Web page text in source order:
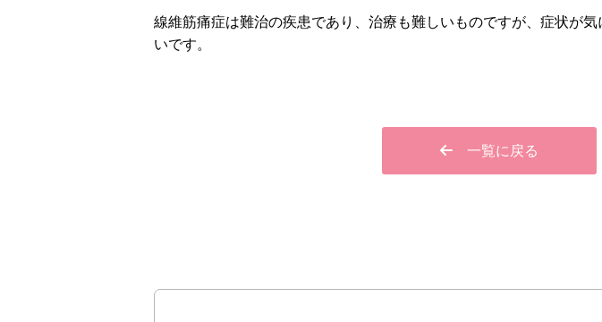
線維筋痛症は難治の疾患であり、治療も難しいものですが、症状が
いです。
一覧に戻る